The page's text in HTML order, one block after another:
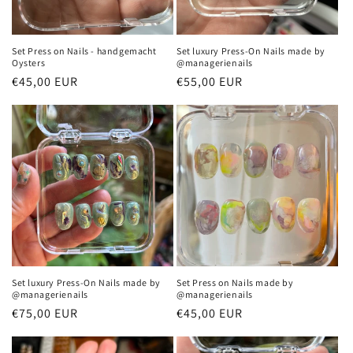
e
:
Set Press on Nails - handgemacht
Oysters
Normaler
€45,00 EUR
Set luxury Press-On Nails made by
@managerienails
Normaler
€55,00 EUR
Set luxury Press-On Nails made by
@managerienails
Normaler
€75,00 EUR
Set Press on Nails made by
@managerienails
Normaler
€45,00 EUR